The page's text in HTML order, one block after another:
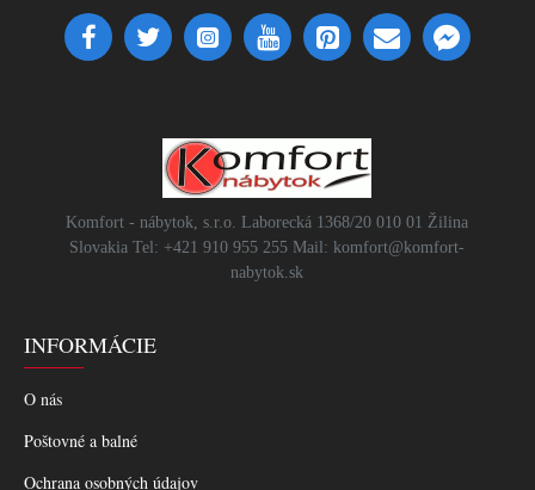
Komfort - nábytok, s.r.o. Laborecká 1368/20 010 01 Žilina
Slovakia Tel: +421 910 955 255 Mail: komfort@komfort-
nabytok.sk
INFORMÁCIE
O nás
Poštovné a balné
Ochrana osobných údajov